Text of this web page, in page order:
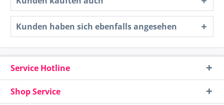
Kunden haben sich ebenfalls angesehen
Service Hotline
Shop Service